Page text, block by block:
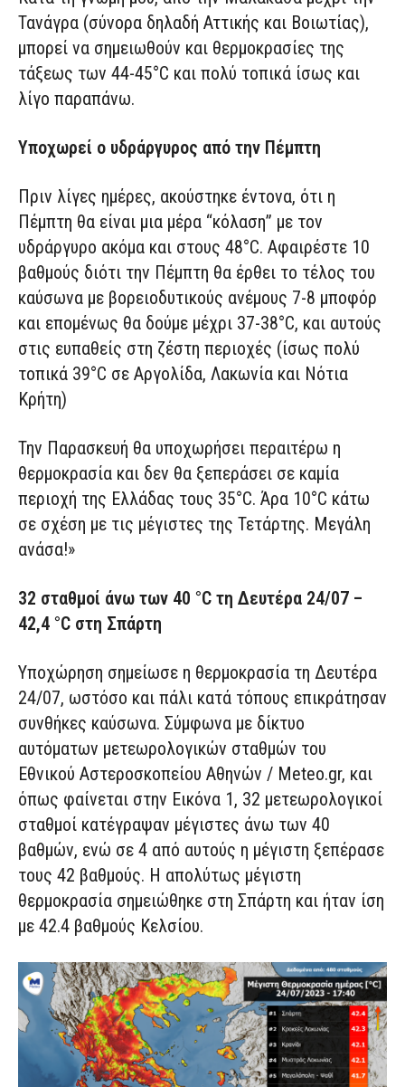
Τανάγρα (σύνορα δηλαδή Αττικής και Βοιωτίας),
μπορεί να σημειωθούν και θερμοκρασίες της
τάξεως των 44-45°C και πολύ τοπικά ίσως και
λίγο παραπάνω.
Υποχωρεί ο υδράργυρος από την Πέμπτη
Πριν λίγες ημέρες, ακούστηκε έντονα, ότι η
Πέμπτη θα είναι μια μέρα “κόλαση” με τον
υδράργυρο ακόμα και στους 48°C. Αφαιρέστε 10
βαθμούς διότι την Πέμπτη θα έρθει το τέλος του
καύσωνα με βορειοδυτικούς ανέμους 7-8 μποφόρ
και επομένως θα δούμε μέχρι 37-38°C, και αυτούς
στις ευπαθείς στη ζέστη περιοχές (ίσως πολύ
τοπικά 39°C σε Αργολίδα, Λακωνία και Νότια
Κρήτη)
Την Παρασκευή θα υποχωρήσει περαιτέρω η
θερμοκρασία και δεν θα ξεπεράσει σε καμία
περιοχή της Ελλάδας τους 35°C. Άρα 10°C κάτω
σε σχέση με τις μέγιστες της Τετάρτης. Μεγάλη
ανάσα!»
32 σταθμοί άνω των 40 °C τη Δευτέρα 24/07 –
42,4 °C στη Σπάρτη
Υποχώρηση σημείωσε η θερμοκρασία τη Δευτέρα
24/07, ωστόσο και πάλι κατά τόπους επικράτησαν
συνθήκες καύσωνα. Σύμφωνα με δίκτυο
αυτόματων μετεωρολογικών σταθμών του
Εθνικού Αστεροσκοπείου Αθηνών / Meteo.gr, και
όπως φαίνεται στην Εικόνα 1, 32 μετεωρολογικοί
σταθμοί κατέγραψαν μέγιστες άνω των 40
βαθμών, ενώ σε 4 από αυτούς η μέγιστη ξεπέρασε
τους 42 βαθμούς. Η απολύτως μέγιστη
θερμοκρασία σημειώθηκε στη Σπάρτη και ήταν ίση
με 42.4 βαθμούς Κελσίου.